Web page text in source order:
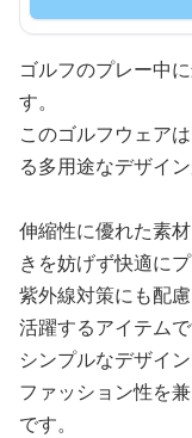
ゴルフのプレー中
す。
このゴルフウェア
る多用途なデザイン
伸縮性に優れた素
きを妨げず快適にプ
紫外線対策にも配
活躍するアイテムで
シンプルなデザイ
ファッション性を
です。